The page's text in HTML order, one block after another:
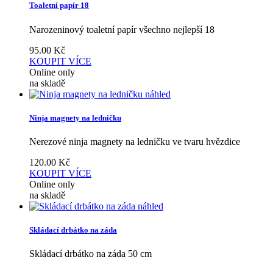
Toaletní papír 18
Narozeninový toaletní papír všechno nejlepší 18
95.00 Kč
KOUPIT VÍCE
Online only
na skladě
náhled
Ninja magnety na ledničku
Nerezové ninja magnety na ledničku ve tvaru hvězdice
120.00 Kč
KOUPIT VÍCE
Online only
na skladě
náhled
Skládací drbátko na záda
Skládací drbátko na záda 50 cm